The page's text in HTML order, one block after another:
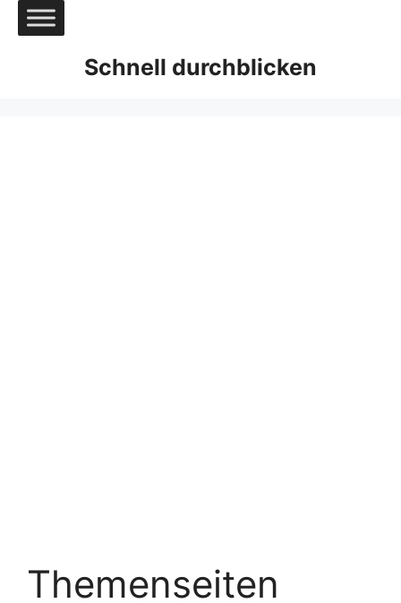
Zum
Inhalt
Schnell durchblicken
Themenseiten